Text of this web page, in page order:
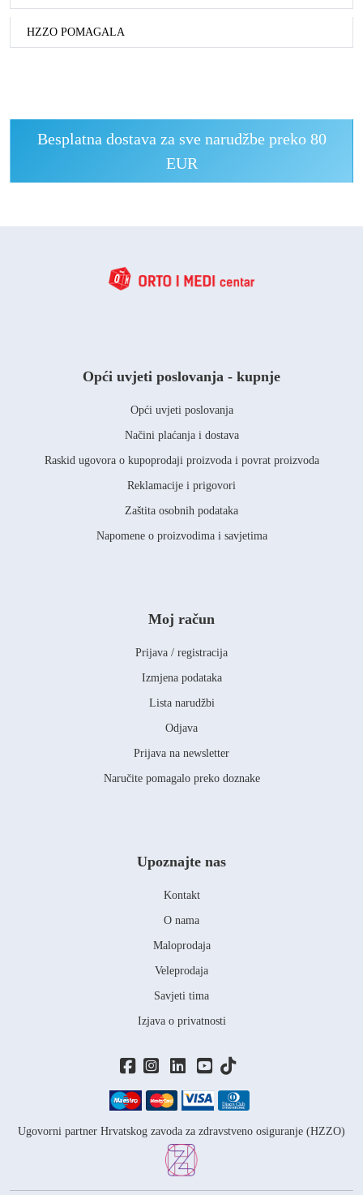
HZZO POMAGALA
Besplatna dostava za sve narudžbe preko 80
EUR
Opći uvjeti poslovanja - kupnje
Opći uvjeti poslovanja
Načini plaćanja i dostava
Raskid ugovora o kupoprodaji proizvoda i povrat proizvoda
Reklamacije i prigovori
Zaštita osobnih podataka
Napomene o proizvodima i savjetima
Moj račun
Prijava / registracija
Izmjena podataka
Lista narudžbi
Odjava
Prijava na newsletter
Naručite pomagalo preko doznake
Ugovorni partner Hrvatskog zavoda za zdravstveno osiguranje (HZZO)
Upoznajte nas
Kontakt
O nama
Maloprodaja
Veleprodaja
Savjeti tima
Izjava o privatnosti